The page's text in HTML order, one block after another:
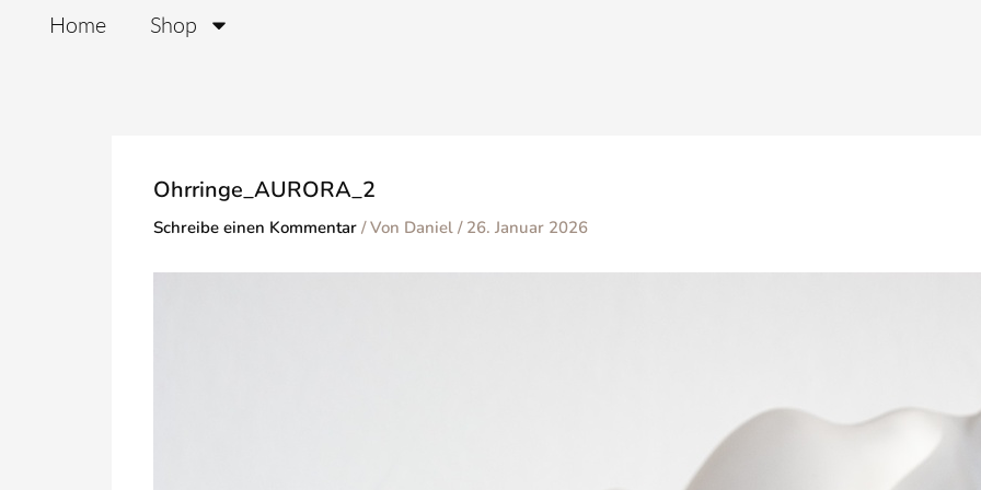
Home Shop
Ohrringe_AURORA_2
Schreibe einen Kommentar / Von Daniel / 26. Januar 2026